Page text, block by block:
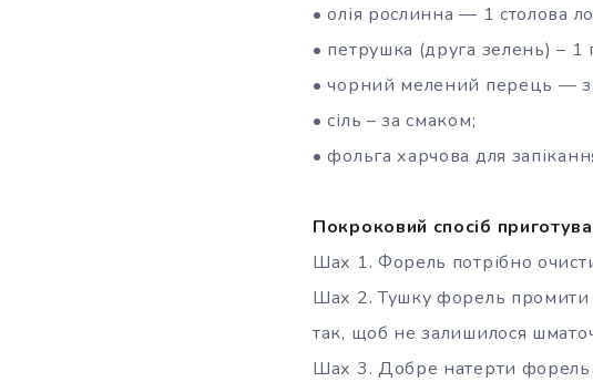
• олія рослинна — 1 столова
• петрушка (друга зелень) – 1
• чорний мелений перець —
• сіль – за смаком;
• фольга харчова для
Покроковий спосіб
Шах 1. Форель потрібно
Шах 2. Тушку форель
так, щоб не залишилося
Шах 3. Добре натерти